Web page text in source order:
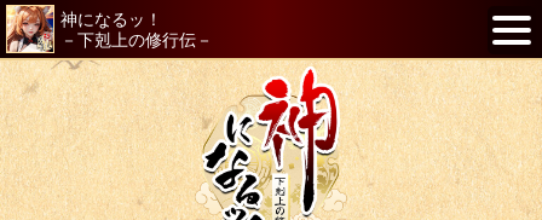
神になるッ！
－下剋上の修行伝－